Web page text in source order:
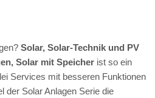
Solar, Solar-Technik und PV
Solar mit Speicher ist so ein
Services mit besseren Funktionen
der Solar Anlagen Serie die